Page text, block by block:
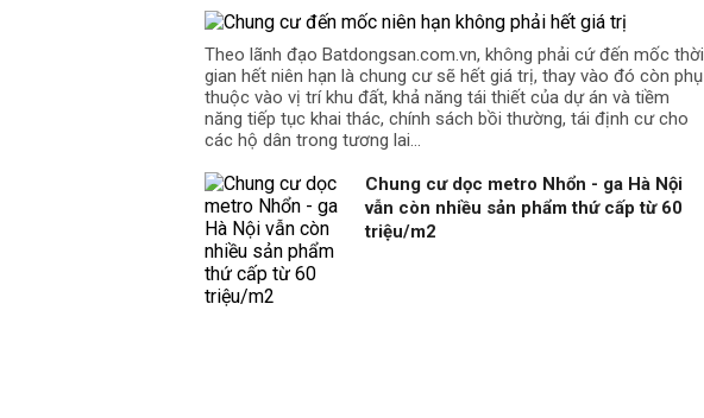
Theo lãnh đạo Batdongsan.com.vn, không phải cứ đến mốc thời
gian hết niên hạn là chung cư sẽ hết giá trị, thay vào đó còn phụ
thuộc vào vị trí khu đất, khả năng tái thiết của dự án và tiềm
năng tiếp tục khai thác, chính sách bồi thường, tái định cư cho
các hộ dân trong tương lai…
Chung cư dọc metro Nhổn - ga Hà Nội
vẫn còn nhiều sản phẩm thứ cấp từ 60
triệu/m2